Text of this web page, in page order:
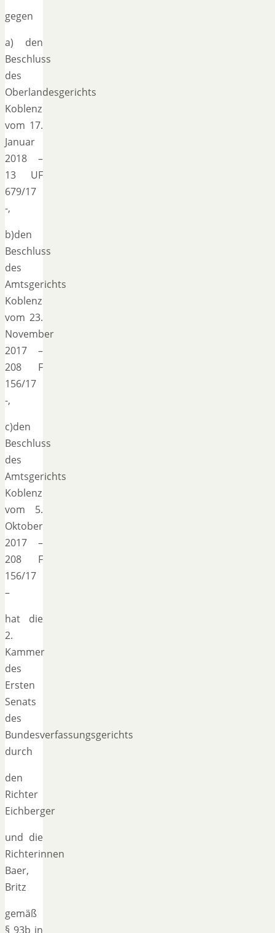
gegen
a) den
Beschluss
des
Oberlandesgerichts
Koblenz
vom 17.
Januar
2018 –
13 UF
679/17
-,
b)den
Beschluss
des
Amtsgerichts
Koblenz
vom 23.
November
2017 –
208 F
156/17
-,
c)den
Beschluss
des
Amtsgerichts
Koblenz
vom 5.
Oktober
2017 –
208 F
156/17
–
hat die
2.
Kammer
des
Ersten
Senats
des
Bundesverfassungsgerichts
durch
den
Richter
Eichberger
und die
Richterinnen
Baer,
Britz
gemäß
§ 93b in